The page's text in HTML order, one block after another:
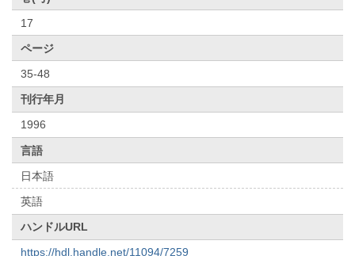
17
ページ
35-48
刊行年月
1996
言語
日本語
英語
ハンドルURL
https://hdl.handle.net/11094/7259